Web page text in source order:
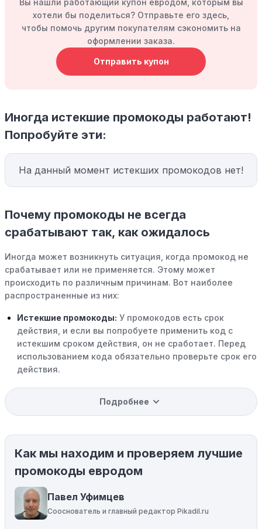
Вы нашли работающий купон евродом, которым вы
хотели бы поделиться? Отправьте его здесь,
чтобы помочь другим покупателям сэкономить на
оформлении заказа.
Отправить купон
Иногда истекшие промокоды работают!
Попробуйте эти:
На данный момент истекших промокодов нет!
Почему промокоды не всегда
срабатывают так, как ожидалось
Иногда может возникнуть ситуация, когда промокод не
срабатывает или не применяется. Этому может
происходить по различным причинам. Вот наиболее
распространенные из них:
Истекшие промокоды: У промокодов есть срок
действия, и если вы попробуете применить код с
истекшим сроком действия, он не сработает. Перед
использованием кода обязательно проверьте срок его
действия.
Уже со скидкой:В некоторых случаях интересующий
вас товар может быть уже со скидкой. Некоторые
магазины предлагают скидки и акции напрямую, без
Ограничения на использование промокода:
определенные товары, бренды или категории. Если вы
пытаетесь применить код к товару, не
соответствующему критериям, он не сработает.
Подробнее
Как мы находим и проверяем лучшие
промокоды евродом
Павел Уфимцев
Сооснователь и главный редактор Pikadil.ru